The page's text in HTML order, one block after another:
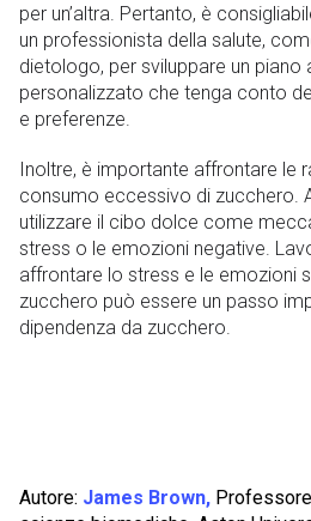
per un’altra. Pertanto, è
un professionista della salute,
dietologo, per sviluppare un piano
personalizzato che tenga conto
e preferenze.
Inoltre, è importante affrontare le
consumo eccessivo di zucchero.
utilizzare il cibo dolce come
stress o le emozioni negative.
affrontare lo stress e le emozioni
zucchero può essere un passo
dipendenza da zucchero.
Autore: James Brown,